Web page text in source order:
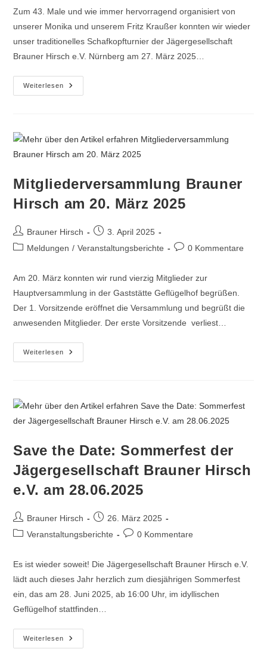
Zum 43. Male und wie immer hervorragend organisiert von
unserer Monika und unserem Fritz Kraußer konnten wir wieder
unser traditionelles Schafkopfturnier der Jägergesellschaft
Brauner Hirsch e.V. Nürnberg am 27. März 2025…
Weiterlesen
Mitgliederversammlung Brauner
Hirsch am 20. März 2025
Brauner Hirsch
3. April 2025
Meldungen / Veranstaltungsberichte 0 Kommentare
Am 20. März konnten wir rund vierzig Mitglieder zur
Hauptversammlung in der Gaststätte Geflügelhof begrüßen.
Der 1. Vorsitzende eröffnet die Versammlung und begrüßt die
anwesenden Mitglieder. Der erste Vorsitzende verliest…
Weiterlesen
Save the Date: Sommerfest der
Jägergesellschaft Brauner Hirsch
e.V. am 28.06.2025
Brauner Hirsch
26. März 2025
Veranstaltungsberichte
0 Kommentare
Es ist wieder soweit! Die Jägergesellschaft Brauner Hirsch e.V.
lädt auch dieses Jahr herzlich zum diesjährigen Sommerfest
ein, das am 28. Juni 2025, ab 16:00 Uhr, im idyllischen
Geflügelhof stattfinden…
Weiterlesen